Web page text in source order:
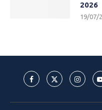
2026
19/07/